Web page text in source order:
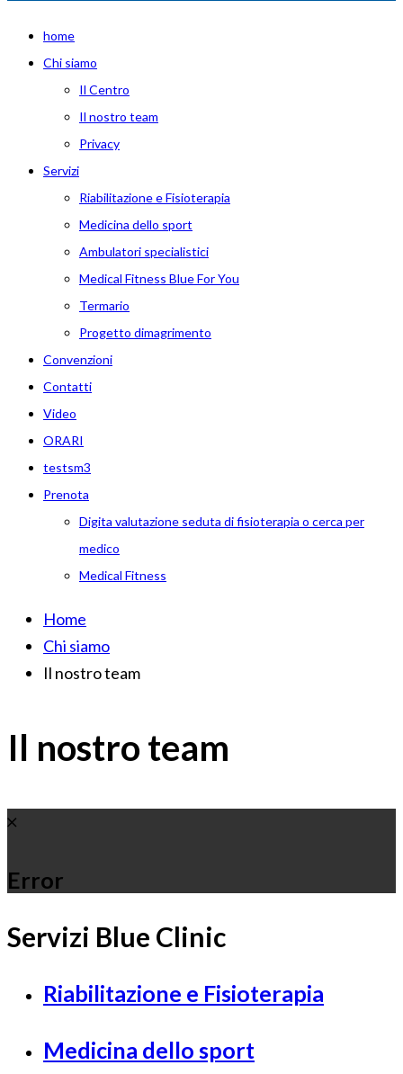
home
Chi siamo
Il Centro
Il nostro team
Privacy
Servizi
Riabilitazione e Fisioterapia
Medicina dello sport
Ambulatori specialistici
Medical Fitness Blue For You
Termario
Progetto dimagrimento
Convenzioni
Contatti
Video
ORARI
testsm3
Prenota
Digita valutazione seduta di fisioterapia o cerca per
medico
Medical Fitness
Home
Chi siamo
Il nostro team
Il nostro team
Error
Servizi Blue Clinic
Riabilitazione e Fisioterapia
Medicina dello sport